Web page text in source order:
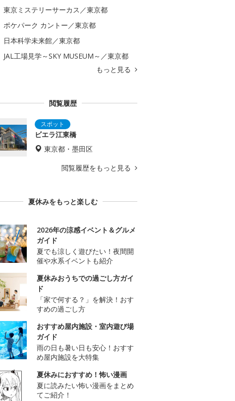
東京ミステリーサーカス／東京都
ポケパーク カントー／東京都
日本科学未来館／東京都
JAL工場見学～SKY MUSEUM～／東京都
もっと見る
閲覧履歴
ビエラ江東橋
東京都・墨田区
閲覧履歴をもっと見る
夏休みをもっと楽しむ
2026年の涼感イベント＆グルメ
ガイド
夏でも涼しく遊びたい！夜間開
催や水系イベントも紹介
夏休みおうちでの過ごし方ガイ
ド
「家で何する？」を解決！おす
すめの過ごし方
おすすめ屋内施設・室内遊び場
ガイド
雨の日も暑い日も安心！おすす
め屋内施設を大特集
夏休みにおすすめ！怖い漫画
夏に読みたい怖い漫画をまとめ
てご紹介！